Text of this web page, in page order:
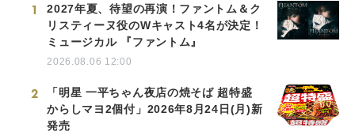
1
2027年夏、待望の再演！ファントム＆ク
リスティーヌ役のWキャスト4名が決定！
ミュージカル 『ファントム』
2026.08.06 12:00
2
「明星 一平ちゃん夜店の焼そば 超特盛
からしマヨ2個付」2026年8月24日(月)新
発売